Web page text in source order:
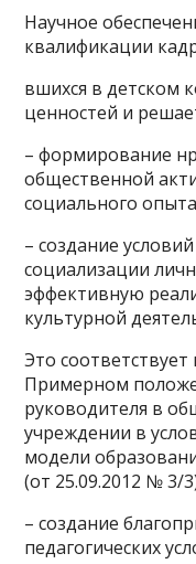
Научное
квалификации
вшихся в детском
ценностей и
– формирование
общественной
социального
– создание
социализации
эффективную
культурной
Это
Примерном
руководителя в
учреждении в
модели
(от 25.09.2012 № 3/
– создание
педагогических